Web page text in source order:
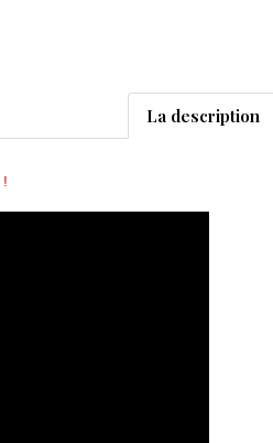
La description
!